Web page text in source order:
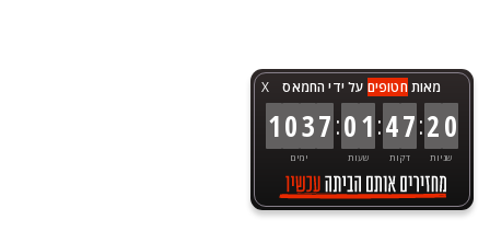
X מאותחטופים על ידי החמאס
1037
ימים
:01
שעות
:47
דקות
:20
שניות